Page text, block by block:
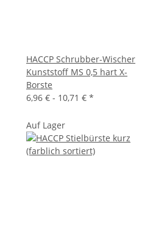
HACCP Schrubber-Wischer
Kunststoff MS 0,5 hart X-
Borste
6,96 € - 10,71 € *
Auf Lager